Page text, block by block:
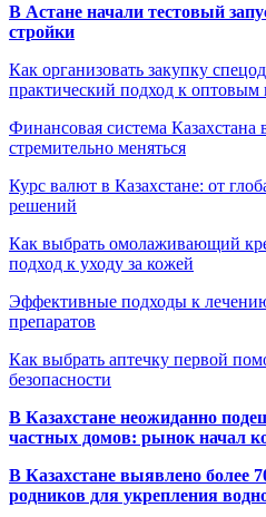
В Астане начали тестовый
стройки
Как организовать закупку
практический подход к оптовым
Финансовая система Казахстана
стремительно меняться
Курс валют в Казахстане: от
решений
Как выбрать омолаживающий
подход к уходу за кожей
Эффективные подходы к
препаратов
Как выбрать аптечку первой
безопасности
В Казахстане неожиданно
частных домов: рынок начал
В Казахстане выявлено более
родников для укрепления